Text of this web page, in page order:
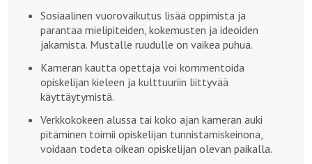
Sosiaalinen vuorovaikutus lisää oppimista ja
parantaa mielipiteiden, kokemusten ja ideoiden
jakamista. Mustalle ruudulle on vaikea puhua.
Kameran kautta opettaja voi kommentoida
opiskelijan kieleen ja kulttuuriin liittyvää
käyttäytymistä.
Verkkokokeen alussa tai koko ajan kameran auki
pitäminen toimii opiskelijan tunnistamiskeinona,
voidaan todeta oikean opiskelijan olevan paikalla.